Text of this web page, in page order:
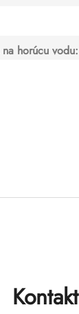
horúcu vodu:
Kontakt